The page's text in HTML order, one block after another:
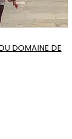
DOMAINE DE